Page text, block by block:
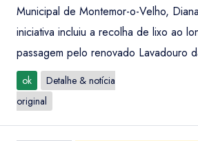
Municipal de Montemor-o-Velho,
iniciativa incluiu a recolha de lixo ao
passagem pelo renovado Lavadouro
ok
Detalhe & notícia
original